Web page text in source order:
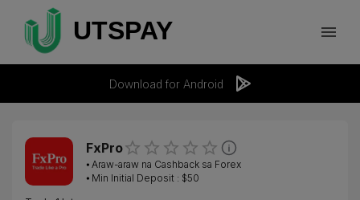
Download for Android
FxPro
⦁ Araw-araw na Cashback sa Forex
⦁ Min Initial Deposit : $50